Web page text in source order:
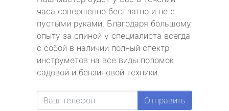
часа совершенно бесплатно и не с
пустыми руками. Благодаря большому
опыту за спиной у специалиста всегда
с собой в наличии полный спектр
инструметов на все виды поломок
садовой и бензиновой техники.
Отправить